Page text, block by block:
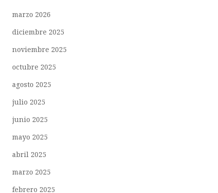
marzo 2026
diciembre 2025
noviembre 2025
octubre 2025
agosto 2025
julio 2025
junio 2025
mayo 2025
abril 2025
marzo 2025
febrero 2025